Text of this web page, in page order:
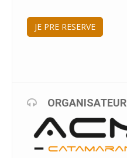
JE PRE RESERVE
ORGANISATEUR